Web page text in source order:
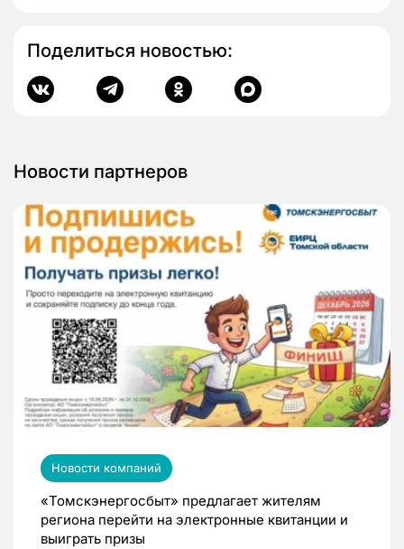
Поделиться новостью:
Новости партнеров
Новости компаний
«Томскэнергосбыт» предлагает жителям
региона перейти на электронные квитанции и
выиграть призы